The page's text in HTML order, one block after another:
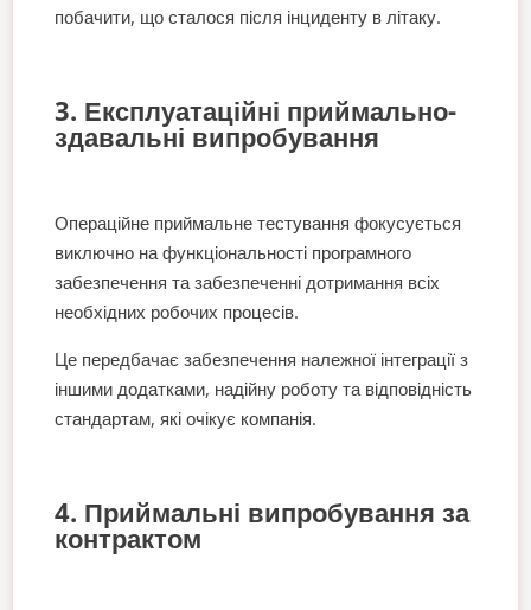
побачити, що сталося після інциденту в літаку.
3. Експлуатаційні приймально-
здавальні випробування
Операційне приймальне тестування фокусується
виключно на функціональності програмного
забезпечення та забезпеченні дотримання всіх
необхідних робочих процесів.
Це передбачає забезпечення належної інтеграції з
іншими додатками, надійну роботу та відповідність
стандартам, які очікує компанія.
4. Приймальні випробування за
контрактом